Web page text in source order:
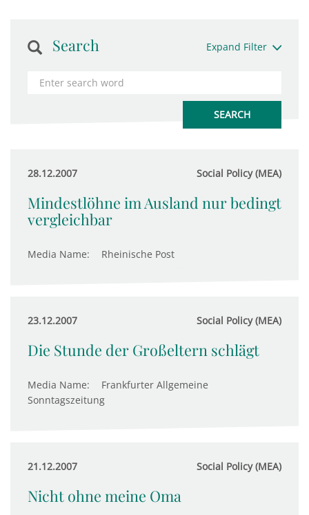
Search Expand Filter
28.12.2007 Social Policy (MEA)
Mindestlöhne im Ausland nur bedingt
vergleichbar
Media Name: Rheinische Post
23.12.2007 Social Policy (MEA)
Die Stunde der Großeltern schlägt
Media Name:
Frankfurter Allgemeine
Sonntagszeitung
21.12.2007 Social Policy (MEA)
Nicht ohne meine Oma